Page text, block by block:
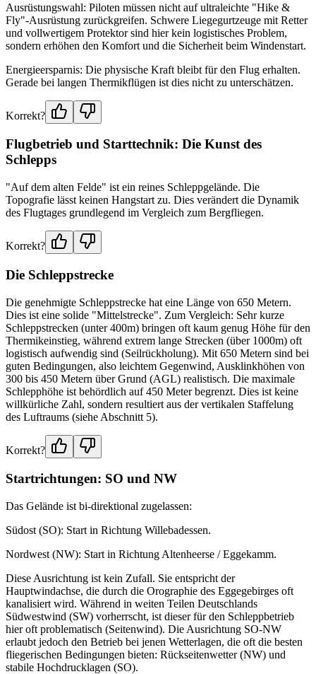
Ausrüstungswahl: Piloten müssen nicht auf ultraleichte "Hike &
Fly"-Ausrüstung zurückgreifen. Schwere Liegegurtzeuge mit Retter
und vollwertigem Protektor sind hier kein logistisches Problem,
sondern erhöhen den Komfort und die Sicherheit beim Windenstart.
Energieersparnis: Die physische Kraft bleibt für den Flug erhalten.
Gerade bei langen Thermikflügen ist dies nicht zu unterschätzen.
Korrekt?
Flugbetrieb und Starttechnik: Die Kunst des
Schlepps
"Auf dem alten Felde" ist ein reines Schleppgelände. Die
Topografie lässt keinen Hangstart zu. Dies verändert die Dynamik
des Flugtages grundlegend im Vergleich zum Bergfliegen.
Korrekt?
Die Schleppstrecke
Die genehmigte Schleppstrecke hat eine Länge von 650 Metern.
Dies ist eine solide "Mittelstrecke". Zum Vergleich: Sehr kurze
Schleppstrecken (unter 400m) bringen oft kaum genug Höhe für den
Thermikeinstieg, während extrem lange Strecken (über 1000m) oft
logistisch aufwendig sind (Seilrückholung). Mit 650 Metern sind bei
guten Bedingungen, also leichtem Gegenwind, Ausklinkhöhen von
300 bis 450 Metern über Grund (AGL) realistisch. Die maximale
Schlepphöhe ist behördlich auf 450 Meter begrenzt. Dies ist keine
willkürliche Zahl, sondern resultiert aus der vertikalen Staffelung
des Luftraums (siehe Abschnitt 5).
Korrekt?
Startrichtungen: SO und NW
Das Gelände ist bi-direktional zugelassen:
Südost (SO): Start in Richtung Willebadessen.
Nordwest (NW): Start in Richtung Altenheerse / Eggekamm.
Diese Ausrichtung ist kein Zufall. Sie entspricht der
Hauptwindachse, die durch die Orographie des Eggegebirges oft
kanalisiert wird. Während in weiten Teilen Deutschlands
Südwestwind (SW) vorherrscht, ist dieser für den Schleppbetrieb
hier oft problematisch (Seitenwind). Die Ausrichtung SO-NW
erlaubt jedoch den Betrieb bei jenen Wetterlagen, die oft die besten
fliegerischen Bedingungen bieten: Rückseitenwetter (NW) und
stabile Hochdrucklagen (SO).